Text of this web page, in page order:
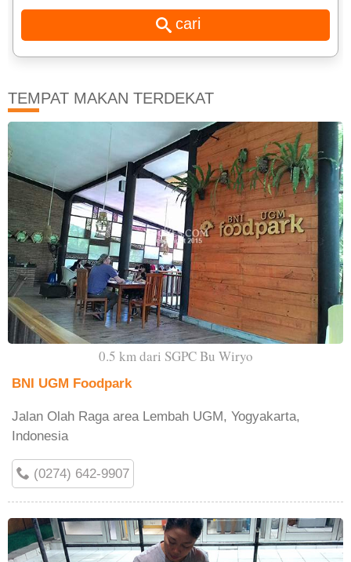
TEMPAT MAKAN TERDEKAT
0.5 km dari SGPC Bu Wiryo
BNI UGM Foodpark
Jalan Olah Raga area Lembah UGM, Yogyakarta,
Indonesia
(0274) 642-9907